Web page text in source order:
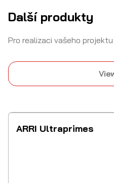
Další produkty
Pro realizaci vašeho projektu
ARRI Ultraprimes